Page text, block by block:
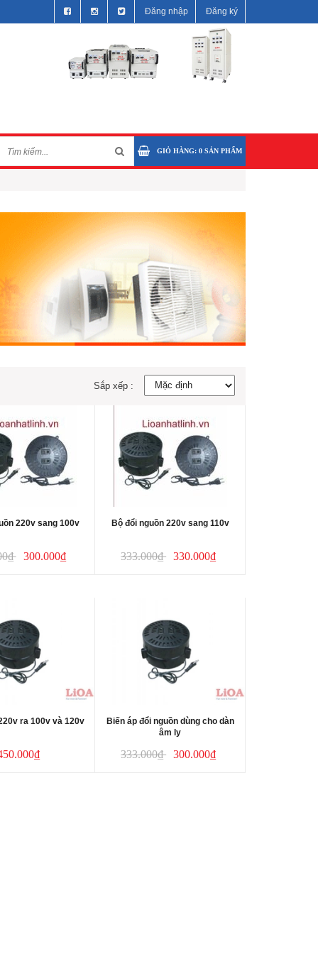
Đăng nhập Đăng ký
GIỎ HÀNG: 0 SẢN PHẨM
Sắp xếp :
220v sang 100v
300.000₫
Bộ đổi nguồn 220v sang 110v
333.000₫ 330.000₫
ra 100v và 120v
Biến áp đổi nguồn dùng cho dàn
âm ly
333.000₫ 300.000₫